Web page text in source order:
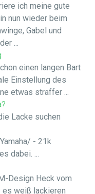
ich meine gute
nun wieder beim
Gabel und
...
einen langen Bart
Einstellung des
etwas straffer ...
Lacke suchen
- 21k
dabei. ...
Design Heck vom
es weiß lackieren